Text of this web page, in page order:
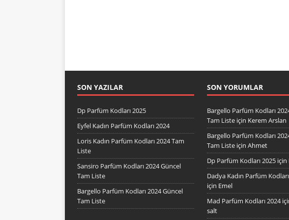
SON YAZILAR
Dp Parfüm Kodları 2025
Eyfel Kadın Parfüm Kodları 2024
Loris Kadın Parfüm Kodları 2024 Tam
Liste
Sansiro Parfüm Kodları 2024 Güncel
Tam Liste
Bargello Parfüm Kodları 2024 Güncel
Tam Liste
SON YORUMLAR
Bargello Parfüm Kodları
Tam Listeiçin Kerem Arslan
Bargello Parfüm Kodları
Tam Listeiçin Ahmet
Dp Parfüm Kodları 2025için
Dadya Kadın Parfüm
için Emel
Mad Parfüm Kodları 2024
salt